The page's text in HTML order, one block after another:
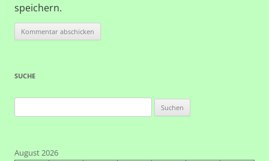
speichern.
SUCHE
nach:
August 2026